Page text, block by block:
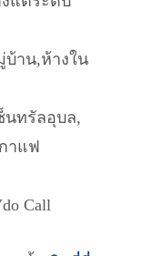
บ้าน,ห้างใน
นทรัลอุบล,
าแฟ
Call